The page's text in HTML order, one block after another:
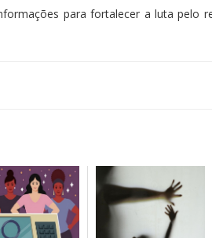
para fortalecer a luta pelo